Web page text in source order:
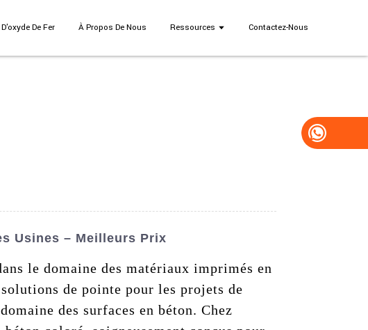
De Fer À Propos De Nous Ressources Contactez-Nous
Usines – Meilleurs Prix
le domaine des matériaux imprimés en
de pointe pour les projets de
des surfaces en béton. Chez